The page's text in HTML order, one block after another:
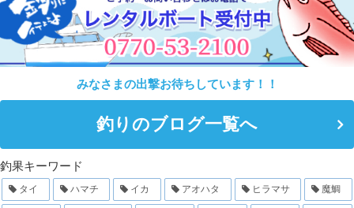
みなさまの出撃お待ちしています！！
釣りのブログ一覧へ
釣果キーワード
タイ ハマチ イカ アオハタ ヒラマサ 魔鯛